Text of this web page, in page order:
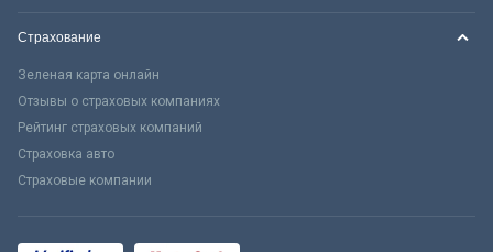
Страхование
Зеленая карта онлайн
Отзывы о страховых компаниях
Рейтинг страховых компаний
Страховка авто
Страховые компании